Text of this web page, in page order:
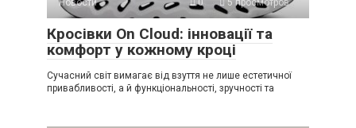
Новости 0 5 просмотров
Кросівки On Cloud: інновації та
комфорт у кожному кроці
Сучасний світ вимагає від взуття не лише естетичної
привабливості, а й функціональності, зручності та